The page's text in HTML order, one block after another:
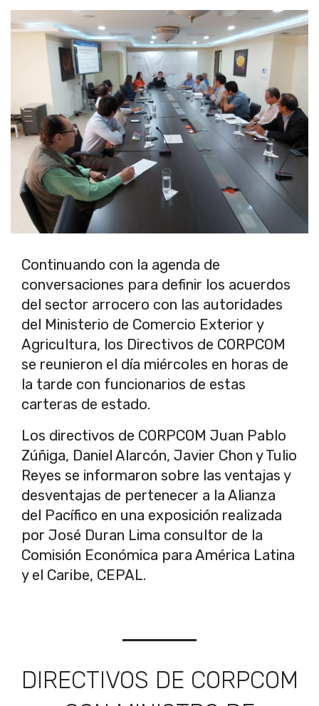
Continuando con la agenda de
conversaciones para definir los acuerdos
del sector arrocero con las autoridades
del Ministerio de Comercio Exterior y
Agricultura, los Directivos de CORPCOM
se reunieron el día miércoles en horas de
la tarde con funcionarios de estas
carteras de estado.
Los directivos de CORPCOM Juan Pablo
Zúñiga, Daniel Alarcón, Javier Chon y Tulio
Reyes se informaron sobre las ventajas y
desventajas de pertenecer a la Alianza
del Pacífico en una exposición realizada
por José Duran Lima consultor de la
Comisión Económica para América Latina
y el Caribe, CEPAL.
DIRECTIVOS DE CORPCOM